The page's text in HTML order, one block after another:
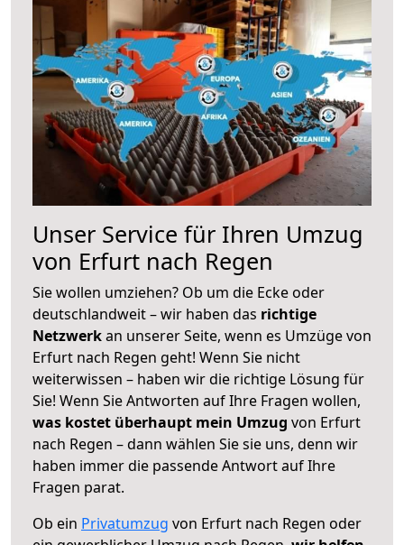
Unser Service für Ihren Umzug
von Erfurt nach Regen
Sie wollen umziehen? Ob um die Ecke oder
deutschlandweit – wir haben das richtige
Netzwerkan unserer Seite, wenn es Umzüge von
Erfurt nach Regen geht! Wenn Sie nicht
weiterwissen – haben wir die richtige Lösung für
Sie! Wenn Sie Antworten auf Ihre Fragen wollen,
was kostet überhaupt mein Umzug von Erfurt
nach Regen – dann wählen Sie sie uns, denn wir
haben immer die passende Antwort auf Ihre
Fragen parat.
Ob ein Privatumzug von Erfurt nach Regen oder